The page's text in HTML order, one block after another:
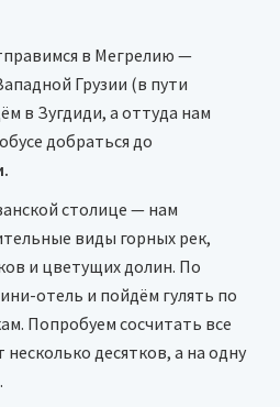
в Мегрелию —
Грузии (в пути
в Зугдиди, а оттуда нам
добраться до
столице — нам
виды горных рек,
и цветущих долин. По
отель и пойдём гулять по
Попробуем сосчитать все
десятков, а на одну